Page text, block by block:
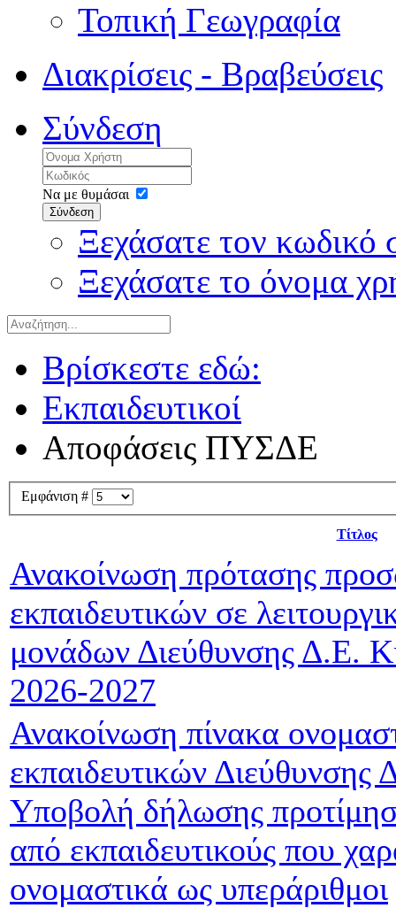
Τοπική Γεωγραφία
Διακρίσεις - Βραβεύσεις
Σύνδεση
Να με θυμάσαι
Σύνδεση
Ξεχάσατε τον κωδικό
Ξεχάσατε το όνομα
Βρίσκεστε εδώ:
Εκπαιδευτικοί
Αποφάσεις ΠΥΣΔΕ
Εμφάνιση #
Τίτλος
Ανακοίνωση πρότασης
εκπαιδευτικών σε
μονάδων Διεύθυνσης Δ.Ε.
2026-2027
Ανακοίνωση πίνακα
εκπαιδευτικών
Υποβολή δήλωσης
από εκπαιδευτικούς που
ονομαστικά ως υπεράριθμοι